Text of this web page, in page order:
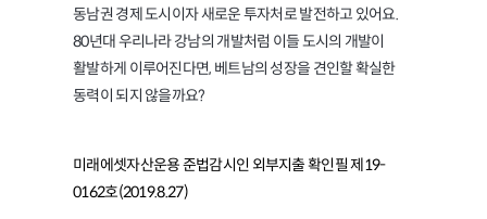
동남권 경제 도시이자 새로운 투자처로 발전하고 있어요.
80년대 우리나라 강남의 개발처럼 이들 도시의 개발이
활발하게 이루어진다면, 베트남의 성장을 견인할 확실한
동력이 되지 않을까요?
미래에셋자산운용 준법감시인 외부지출 확인필 제19-
0162호(2019.8.27)